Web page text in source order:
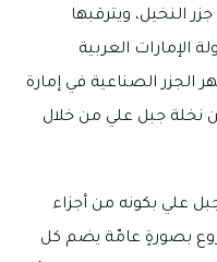
النخيل، ويترقبها
الإمارات العربية
الجزر الصناعية في إمارة
نخلة جبل علي من خلال
علي بكونه من أجزاء
بصورةٍ عامّة يضم كل